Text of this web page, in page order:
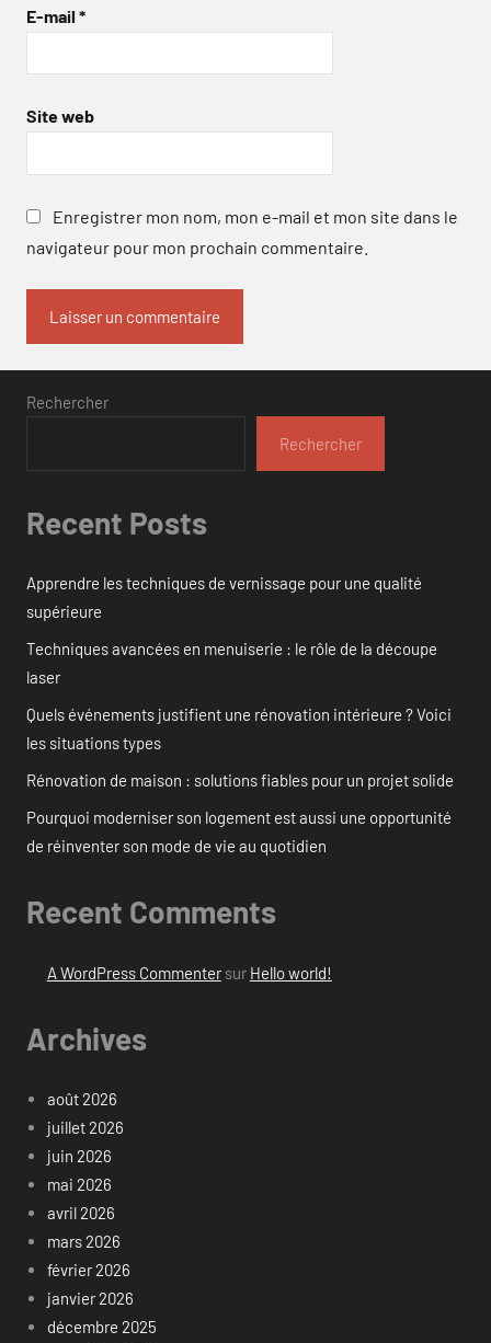
E-mail *
Site web
Enregistrer mon nom, mon e-mail et mon site dans le
navigateur pour mon prochain commentaire.
Rechercher
Rechercher
Recent Posts
Apprendre les techniques de vernissage pour une qualité
supérieure
Techniques avancées en menuiserie : le rôle de la découpe
laser
Quels événements justifient une rénovation intérieure ? Voici
les situations types
Rénovation de maison : solutions fiables pour un projet solide
Pourquoi moderniser son logement est aussi une opportunité
de réinventer son mode de vie au quotidien
Recent Comments
A WordPress Commentersur Hello world!
Archives
août 2026
juillet 2026
juin 2026
mai 2026
avril 2026
mars 2026
février 2026
janvier 2026
décembre 2025